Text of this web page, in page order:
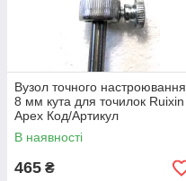
Вузол точного настроювання
8 мм кута для точилок Ruixin
Apex Код/Артикул
В наявності
465 ₴